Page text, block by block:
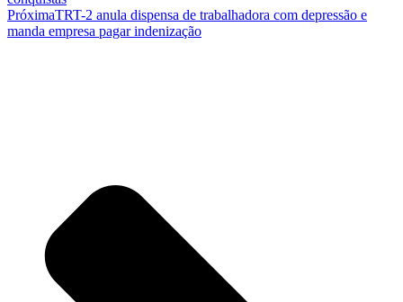
PróximaTRT-2 anula dispensa de trabalhadora com depressão e
manda empresa pagar indenização